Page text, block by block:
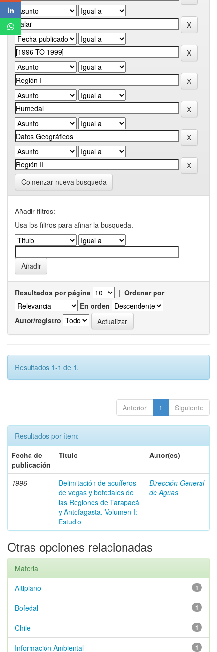
Comenzar nueva busqueda
Añadir filtros:
Usa los filtros para afinar la busqueda.
Resultados por página | Ordenar por
En orden
Autor/registro
Resultados 1-1 de 1.
Anterior 1 Siguiente
Resultados por ítem:
Fecha de
publicación
Título Autor(es)
1996
Delimitación de acuíferos
de vegas y bofedales de
las Regiones de Tarapacá
y Antofagasta. Volumen I:
Estudio
Dirección General
de Aguas
Otras opciones relacionadas
Materia
1
Altiplano
1
Bofedal
1
Chile
1
Información Ambiental